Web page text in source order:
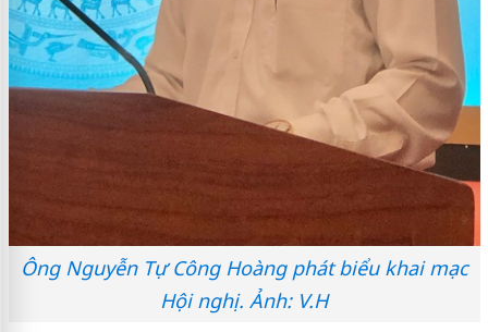
Ông Nguyễn Tự Công Hoàng phát biểu khai mạc
Hội nghị. Ảnh: V.H